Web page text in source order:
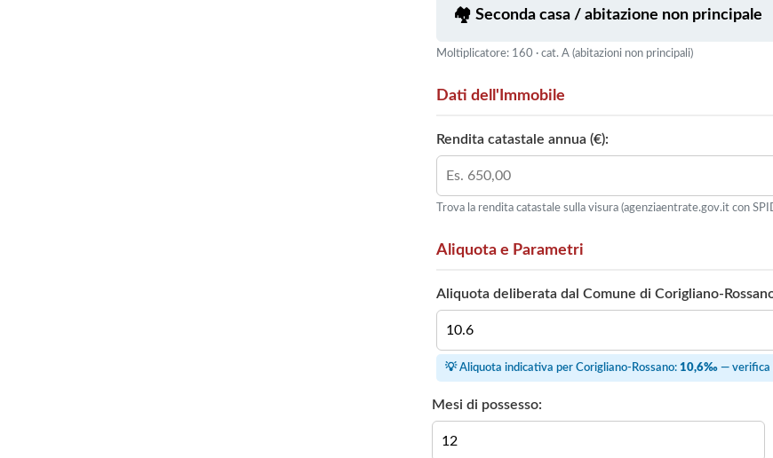
Moltiplicatore: 160 · cat. A (abitazioni non principali)
Dati dell'Immobile
Rendita catastale annua (€):
Trova la rendita catastale sulla visura (agenziaentrate.gov.it con
Aliquota e Parametri
Aliquota deliberata dal Comune di Corigliano-
💡 Aliquota indicativa per Corigliano-Rossano: 10,6‰ — verifica
Mesi di possesso: